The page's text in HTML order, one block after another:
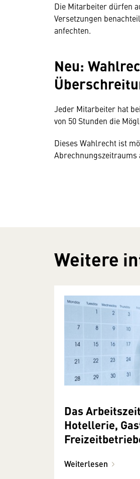
Die Mitarbeiter dürfen
Versetzungen
anfechten.
Neu:
Jeder Mitarbeiter hat
von 50 Stunden die
Dieses Wahlrecht ist
Abrechnungszeitraums
Weitere
Das
Hotellerie,
Weiterlesen